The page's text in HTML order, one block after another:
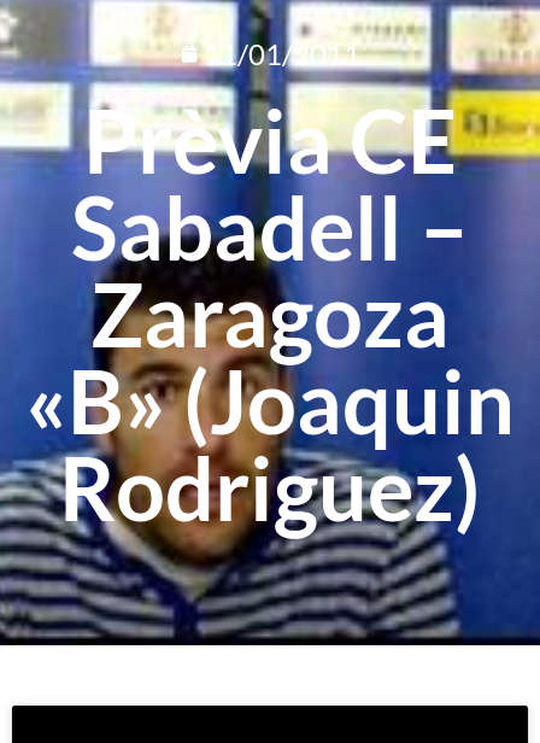
11/01/2011
Prèvia CE
Sabadell –
Zaragoza
«B» (Joaquin
Rodriguez)